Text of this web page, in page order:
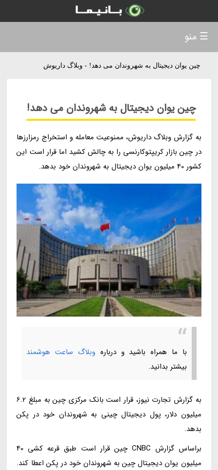
چین یوان دیجیتال به شهروندان می دهد! - وبلاگ داریوش
چین یوان دیجیتال به شهروندان می دهد!
به گزارش وبلاگ داریوش، ممنوعیت معامله و استخراج رمزارزها
در چین بازار کریپتوکارنسی را به چالش کشید اما قرار است این
کشور 40 میلیون یوان دیجیتال به شهروندان خود بدهد.
با ما همراه باشید و دربارهوبلاگ ساعت هوشمند
بیشتر بدانید.
به گزارش تجارت نیوز، قرار است بانک مرکزی چین به مبلغ 6.2
میلیون دلار، پول دیجیتال چینی به شهروندان خود در پکن
بدهد.
براساس گزارش CNBC چین قرار است طبق قرعه کشی 40
میلیون یوان دیجیتال چین به شهروندان خود در پکن اعطا کند.
☰ منو